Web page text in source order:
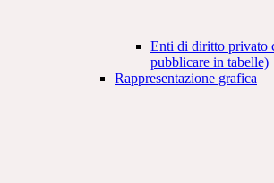
Enti di diritto privato
pubblicare in tabelle)
Rappresentazione grafica